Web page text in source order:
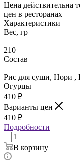
Цена действительна
цен в ресторанах
Характеристики
Вес, гр
—
210
Состав
—
Рис для суши, Нори ,
Огурцы
410 ₽
Варианты цен
410 ₽
Подробности
В корзину